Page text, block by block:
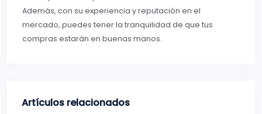
Además, con su experiencia y reputación en el
mercado, puedes tener la tranquilidad de que tus
compras estarán en buenas manos.
Artículos relacionados